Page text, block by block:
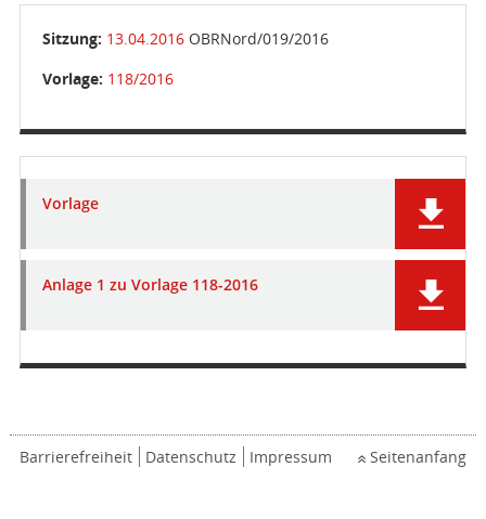
Sitzung: 13.04.2016OBRNord/019/2016
Vorlage: 118/2016
Vorlage
Anlage 1 zu Vorlage 118-2016
Barrierefreiheit Datenschutz Impressum Seitenanfang